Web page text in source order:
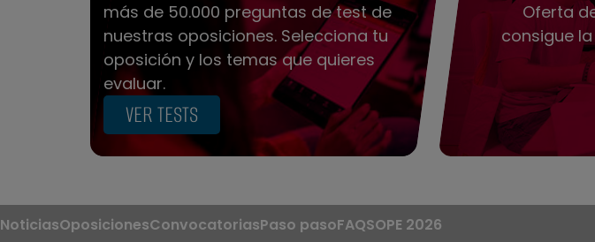
más de 50.000 preguntas de test de
nuestras oposiciones. Selecciona tu
oposición y los temas que quieres
evaluar.
VER TESTS
Oferta
consigue
NoticiasOposicionesConvocatoriasPaso pasoFAQSOPE 2026